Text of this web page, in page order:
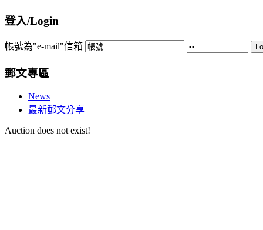
登入/Login
帳號為"e-mail"信箱
郵文專區
News
最新郵文分享
Auction does not exist!